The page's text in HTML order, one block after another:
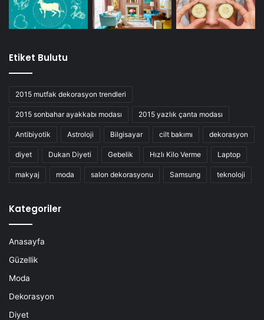
Etiket Bulutu
2015 mutfak dekorasyon trendleri
2015 sonbahar ayakkabı modası 2015 yazlık çanta modası
Antibiyotik Astroloji Bilgisayar cilt bakımı dekorasyon
diyet Dukan Diyeti Gebelik Hızlı Kilo Verme Laptop
makyaj moda salon dekorasyonu Samsung teknoloji
Kategoriler
Anasayfa
Güzellik
Moda
Dekorasyon
Diyet